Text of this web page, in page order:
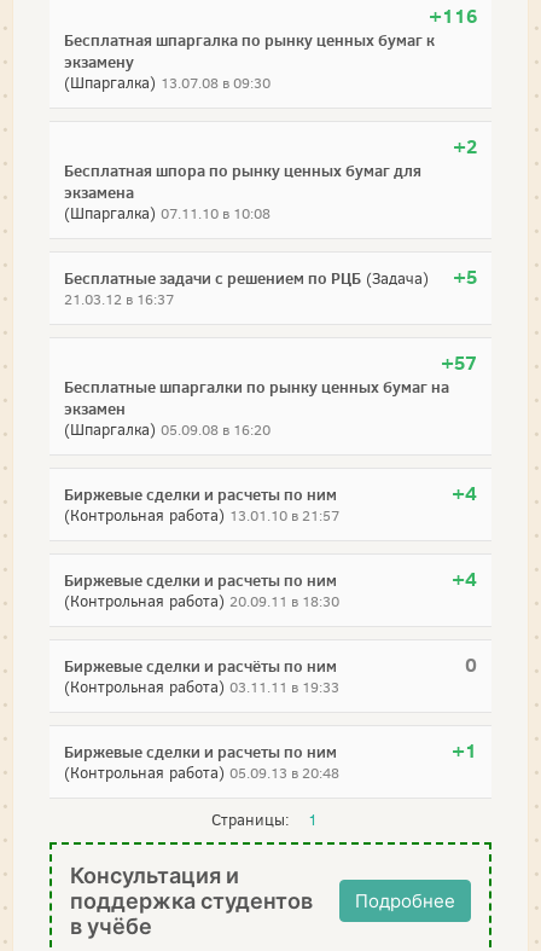
+116
Бесплатная шпаргалка по рынку ценных бумаг к
экзамену
(Шпаргалка) 13.07.08 в 09:30
+2
Бесплатная шпора по рынку ценных бумаг для
экзамена
(Шпаргалка) 07.11.10 в 10:08
+5
Бесплатные задачи с решением по РЦБ (Задача)
21.03.12 в 16:37
+57
Бесплатные шпаргалки по рынку ценных бумаг на
экзамен
(Шпаргалка) 05.09.08 в 16:20
+4
Биржевые сделки и расчеты по ним
(Контрольная работа) 13.01.10 в 21:57
+4
Биржевые сделки и расчеты по ним
(Контрольная работа) 20.09.11 в 18:30
0
Биржевые сделки и расчёты по ним
(Контрольная работа) 03.11.11 в 19:33
+1
Биржевые сделки и расчеты по ним
(Контрольная работа) 05.09.13 в 20:48
Страницы: 1
Консультация и
поддержка студентов
в учёбе
Подробнее